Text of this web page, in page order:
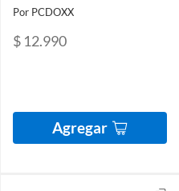
Por PCDOXX
$ 12.990
Agregar